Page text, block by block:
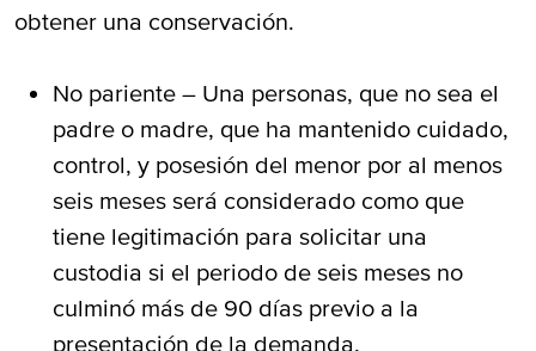
obtener una conservación.
No pariente – Una personas, que no sea el
padre o madre, que ha mantenido cuidado,
control, y posesión del menor por al menos
seis meses será considerado como que
tiene legitimación para solicitar una
custodia si el periodo de seis meses no
culminó más de 90 días previo a la
presentación de la demanda.